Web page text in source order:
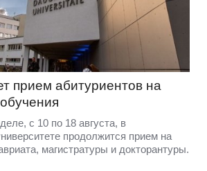
прием абитуриентов на
с 10 по 18 августа, в
продолжится прием на
магистратуры и докторантуры.